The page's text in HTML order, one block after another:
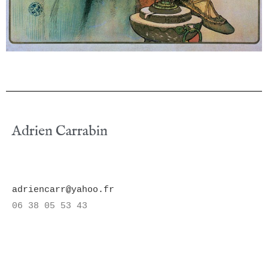
Adrien Carrabin
adriencarr@yahoo.fr
06 38 05 53 43